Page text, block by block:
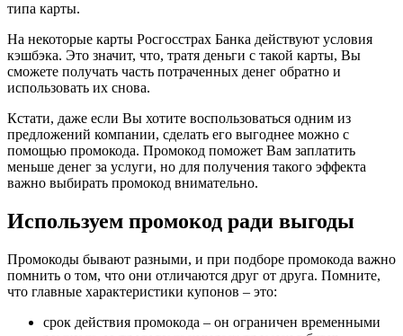
типа карты.
На некоторые карты Росгосстрах Банка действуют условия
кэшбэка. Это значит, что, тратя деньги с такой карты, Вы
сможете получать часть потраченных денег обратно и
использовать их снова.
Кстати, даже если Вы хотите воспользоваться одним из
предложений компании, сделать его выгоднее можно с
помощью промокода. Промокод поможет Вам заплатить
меньше денег за услуги, но для получения такого эффекта
важно выбирать промокод внимательно.
Используем промокод ради выгоды
Промокоды бывают разными, и при подборе промокода важно
помнить о том, что они отличаются друг от друга. Помните,
что главные характеристики купонов – это:
срок действия промокода – он ограничен временными